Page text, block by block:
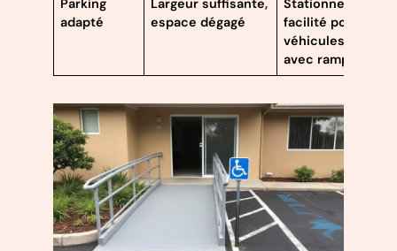
Parking
adapté
Largeur suffisante,
espace dégagé
Stationnement
facilité pour
véhicules
avec rampe